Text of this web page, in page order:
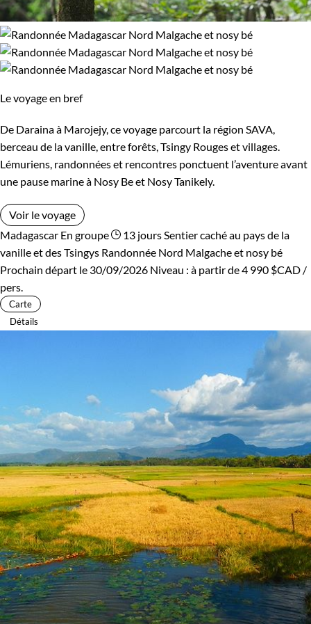
Le voyage en bref
De Daraina à Marojejy, ce voyage parcourt la région SAVA,
berceau de la vanille, entre forêts, Tsingy Rouges et villages.
Lémuriens, randonnées et rencontres ponctuent l’aventure avant
une pause marine à Nosy Be et Nosy Tanikely.
Voir le voyage
Madagascar En groupe 13 jours Sentier caché au pays de la
vanille et des Tsingys Randonnée Nord Malgache et nosy bé
Prochain départ le 30/09/2026 Niveau : à partir de4 990 $CAD /
pers.
Carte
Détails